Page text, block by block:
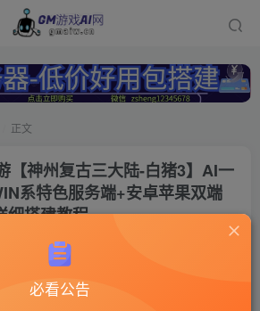
正文
【神州复古三大陆-白猪3】AI一
系特色服务端+安卓苹果双端
细搭建教程
必看公告